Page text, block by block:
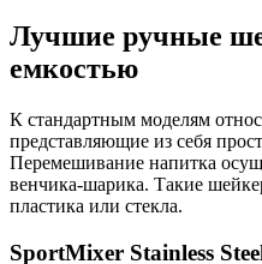
Лучшие ручные
емкостью
К стандартным моделям
представляющие из себя
Перемешивание напитка
венчика-шарика. Такие
пластика или стекла.
SportMixer Stainless